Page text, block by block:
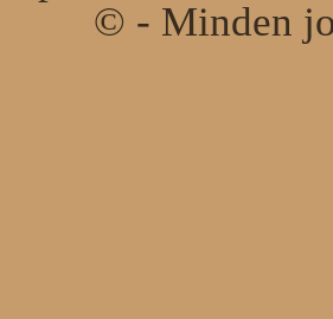
© - Minden